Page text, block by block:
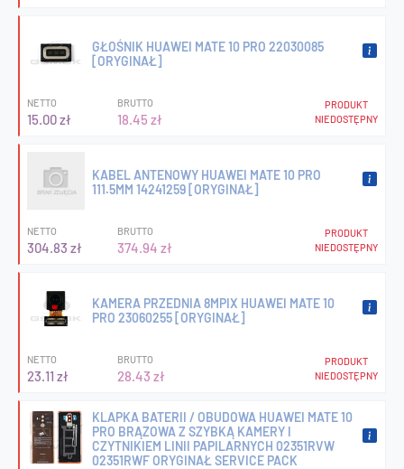
GŁOŚNIK HUAWEI MATE 10 PRO 22030085
[ORYGINAŁ]
NETTO
15.00 zł
BRUTTO
18.45 zł
PRODUKT
NIEDOSTĘPNY
KABEL ANTENOWY HUAWEI MATE 10 PRO
111.5MM 14241259 [ORYGINAŁ]
NETTO
304.83 zł
BRUTTO
374.94 zł
PRODUKT
NIEDOSTĘPNY
KAMERA PRZEDNIA 8MPIX HUAWEI MATE 10
PRO 23060255 [ORYGINAŁ]
NETTO
23.11 zł
BRUTTO
28.43 zł
PRODUKT
NIEDOSTĘPNY
KLAPKA BATERII / OBUDOWA HUAWEI MATE 10
PRO BRĄZOWA Z SZYBKĄ KAMERY I
CZYTNIKIEM LINII PAPILARNYCH 02351RVW
02351RWF ORYGINAŁ SERVICE PACK